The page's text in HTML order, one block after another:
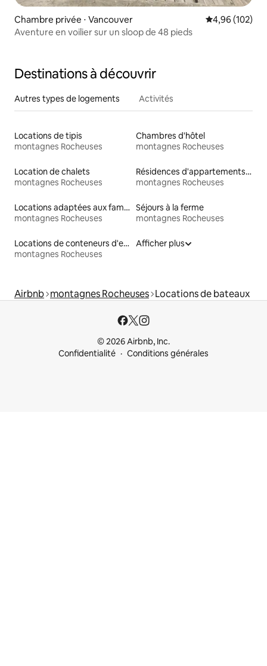
Chambre privée ⋅ Vancouver Évaluation
4,96 (102)
Aventure en voilier sur un sloop de 48 pieds
Destinations à découvrir
Autres types de logements Activités
Locations de tipis
montagnes Rocheuses
Chambres d'hôtel
montagnes Rocheuses
Location de chalets
montagnes Rocheuses
Résidences d'appartements en location
montagnes Rocheuses
Locations adaptées aux familles
montagnes Rocheuses
Séjours à la ferme
montagnes Rocheuses
Locations de conteneurs d'expédition
montagnes Rocheuses
Afficher plus
Airbnb montagnes Rocheuses Locations de bateaux
© 2026 Airbnb, Inc.
Confidentialité
Conditions générales